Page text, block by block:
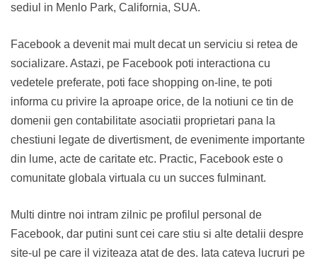
sediul in Menlo Park, California, SUA.
Facebook a devenit mai mult decat un serviciu si retea de
socializare. Astazi, pe Facebook poti interactiona cu
vedetele preferate, poti face shopping on-line, te poti
informa cu privire la aproape orice, de la notiuni ce tin de
domenii gen contabilitate asociatii proprietari pana la
chestiuni legate de divertisment, de evenimente importante
din lume, acte de caritate etc. Practic, Facebook este o
comunitate globala virtuala cu un succes fulminant.
Multi dintre noi intram zilnic pe profilul personal de
Facebook, dar putini sunt cei care stiu si alte detalii despre
site-ul pe care il viziteaza atat de des. Iata cateva lucruri pe